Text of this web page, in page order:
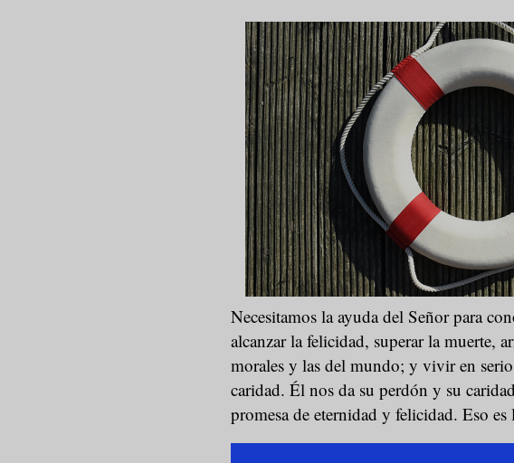
Necesitamos la ayuda del Señor para
alcanzar la felicidad, superar la muerte,
morales y las del mundo; y vivir en
caridad. Él nos da su perdón y su
promesa de eternidad y felicidad. Eso es